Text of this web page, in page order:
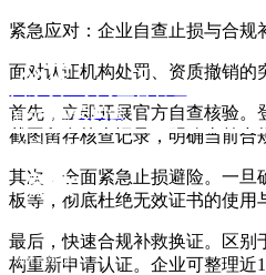
紧急应对：企业自查止损与合规
面对认证机构处罚、资质撤销的
首先，立即开展官方自查核验。
截图留存核查记录，明确当前合
其次，全面紧急止损避险。一旦
板等，彻底杜绝无效证书的使用
最后，快速合规补救换证。区别
构重新申请认证。企业可整理近
公正
独立认证
程序透明
高效
流程简捷
委员会